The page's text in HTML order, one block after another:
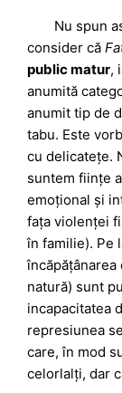
Nu spun
consider că
public matur,
anumită
anumit tip de
tabu. Este
cu delicatețe.
suntem ființe
emoțional și
fața violenței
în familie). Pe
natură) sunt
incapacitatea
represiunea
care, în mod
celorlalți, dar